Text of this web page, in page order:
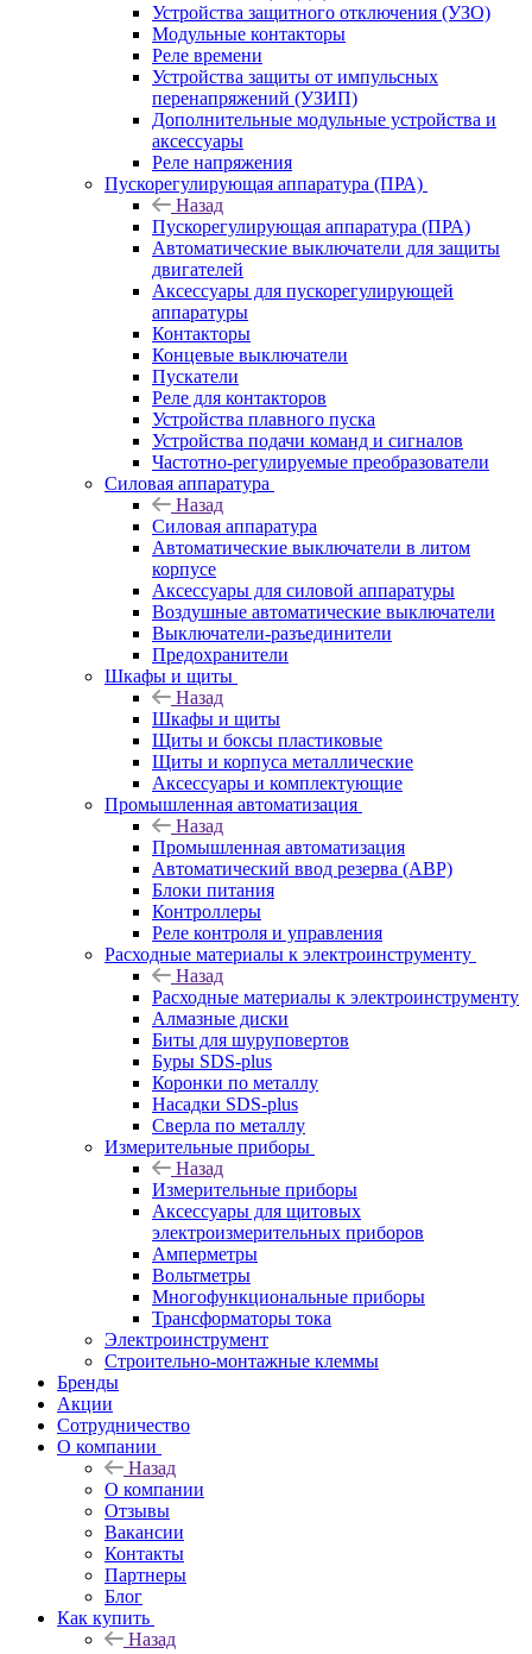
Устройства защитного отключения (УЗО)
Модульные контакторы
Реле времени
Устройства защиты от импульсных
перенапряжений (УЗИП)
Дополнительные модульные устройства и
аксессуары
Реле напряжения
Пускорегулирующая аппаратура (ПРА)
Назад
Пускорегулирующая аппаратура (ПРА)
Автоматические выключатели для защиты
двигателей
Аксессуары для пускорегулирующей
аппаратуры
Контакторы
Концевые выключатели
Пускатели
Реле для контакторов
Устройства плавного пуска
Устройства подачи команд и сигналов
Частотно-регулируемые преобразователи
Силовая аппаратура
Назад
Силовая аппаратура
Автоматические выключатели в литом
корпусе
Аксессуары для силовой аппаратуры
Воздушные автоматические выключатели
Выключатели-разъединители
Предохранители
Шкафы и щиты
Назад
Шкафы и щиты
Щиты и боксы пластиковые
Щиты и корпуса металлические
Аксессуары и комплектующие
Промышленная автоматизация
Назад
Промышленная автоматизация
Автоматический ввод резерва (АВР)
Блоки питания
Контроллеры
Реле контроля и управления
Расходные материалы к электроинструменту
Назад
Расходные материалы к электроинструменту
Алмазные диски
Биты для шуруповертов
Буры SDS-plus
Коронки по металлу
Насадки SDS-plus
Сверла по металлу
Измерительные приборы
Назад
Измерительные приборы
Аксессуары для щитовых
электроизмерительных приборов
Амперметры
Вольтметры
Многофункциональные приборы
Трансформаторы тока
Электроинструмент
Строительно-монтажные клеммы
Бренды
Акции
Сотрудничество
О компании
Назад
О компании
Отзывы
Вакансии
Контакты
Партнеры
Блог
Как купить
Назад